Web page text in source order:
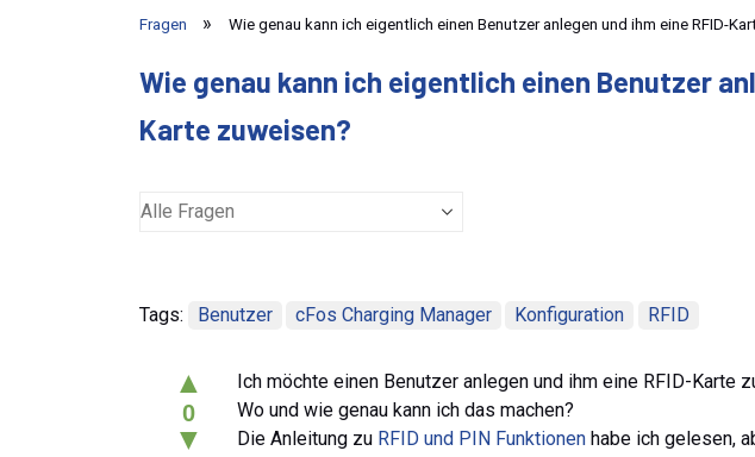
Fragen Wie genau kann ich eigentlich einen Benutzer anlegen und ihm eine RFID-
Wie genau kann ich eigentlich einen Benutzer
Karte zuweisen?
Tags: Benutzer cFos Charging Manager Konfiguration RFID
▲
0
▼
Ich möchte einen Benutzer anlegen und ihm eine RFID-Karte
Wo und wie genau kann ich das machen?
Die Anleitung zu RFID und PIN Funktionen habe ich gelesen,